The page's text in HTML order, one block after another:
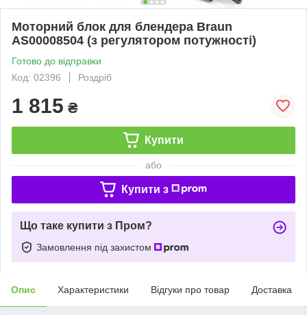
Моторний блок для блендера Braun
AS00008504 (з регулятором потужності)
Готово до відправки
Код: 02396
Роздріб
1 815 ₴
Купити
або
Купити з
Що таке купити з Пром?
Замовлення під захистом
Опис Характеристики Відгуки про товар Доставка